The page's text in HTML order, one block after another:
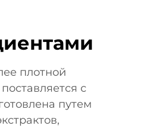
плотной
с
путем